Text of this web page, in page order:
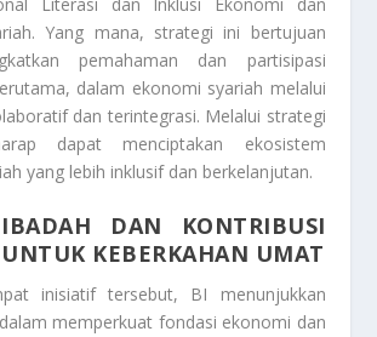
Yang mana, strategi ini bertujuan
pemahaman dan partisipasi
dalam ekonomi syariah melalui
dan terintegrasi. Melalui strategi
dapat menciptakan ekosistem
yang lebih inklusif dan berkelanjutan.
DAN KONTRIBUSI
KEBERKAHAN UMAT
inisiatif tersebut, BI menunjukkan
memperkuat fondasi ekonomi dan